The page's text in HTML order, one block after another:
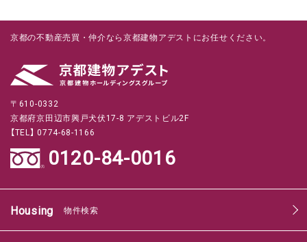
京都の不動産売買・仲介なら京都建物アデストにお任せください。
〒610-0332
京都府京田辺市興戸犬伏17-8 アデストビル2F
【TEL】 0774-68-1166
0120-84-0016
Housing 物件検索